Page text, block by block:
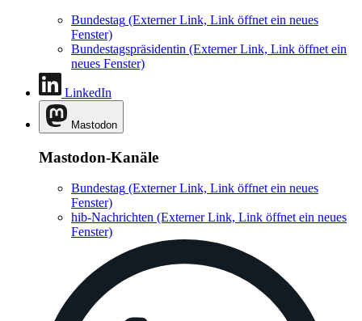
Bundestag (Externer Link, Link öffnet ein neues
Fenster)
Bundestagspräsidentin (Externer Link, Link öffnet ein
neues Fenster)
LinkedIn
Mastodon
Mastodon-Kanäle
Bundestag (Externer Link, Link öffnet ein neues
Fenster)
hib-Nachrichten (Externer Link, Link öffnet ein neues
Fenster)